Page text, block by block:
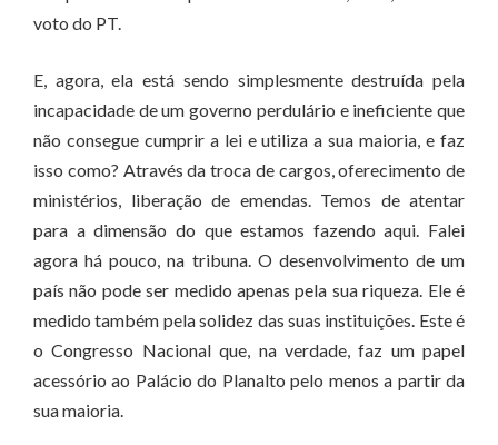
voto do PT.
E, agora, ela está sendo simplesmente destruída pela
incapacidade de um governo perdulário e ineficiente que
não consegue cumprir a lei e utiliza a sua maioria, e faz
isso como? Através da troca de cargos, oferecimento de
ministérios, liberação de emendas. Temos de atentar
para a dimensão do que estamos fazendo aqui. Falei
agora há pouco, na tribuna. O desenvolvimento de um
país não pode ser medido apenas pela sua riqueza. Ele é
medido também pela solidez das suas instituições. Este é
o Congresso Nacional que, na verdade, faz um papel
acessório ao Palácio do Planalto pelo menos a partir da
sua maioria.